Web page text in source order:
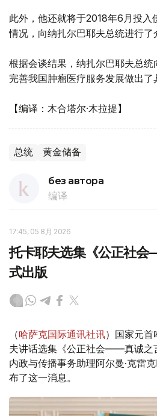
此外，他还就将于2018年6月投入
情况，向纳扎尔巴耶夫总统进行了
根据会谈结果，纳扎尔巴耶夫总
完善我国肿瘤医疗服务发展做出了
【编译：木合塔尔·木拉提】
总统 黄金储备
без автора
编译
17:45, 05 8月 2026
托卡耶夫选集《公正社
式出版
（哈萨克国际通讯社讯）国家元首
夫讲话选集《公正社会——真诚之
内政与传播事务助理阿尔曼·克雷
布了这一消息。